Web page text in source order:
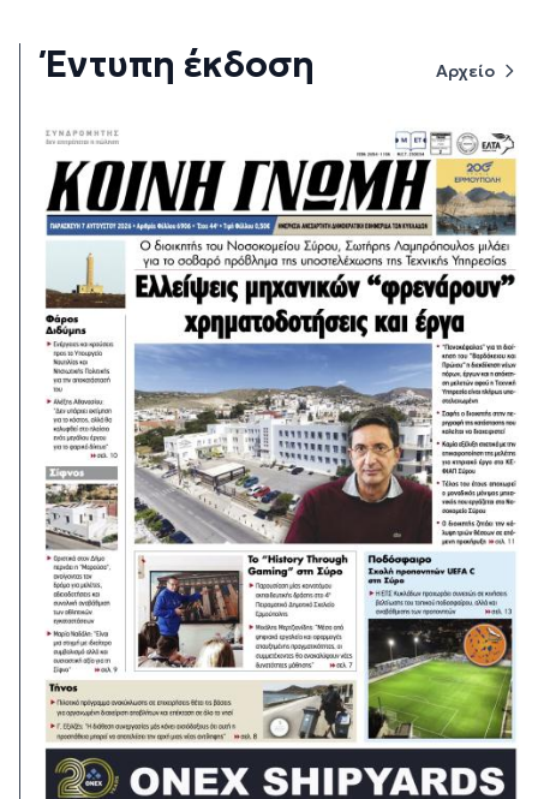
Έντυπη έκδοση Αρχείο